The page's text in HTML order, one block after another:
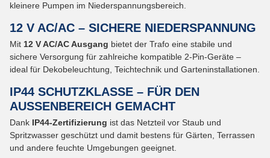
kleinere Pumpen im Niederspannungsbereich.
12 V AC/AC – SICHERE NIEDERSPANNUNG
Mit 12 V AC/AC Ausgang bietet der Trafo eine stabile und
sichere Versorgung für zahlreiche kompatible 2-Pin-Geräte –
ideal für Dekobeleuchtung, Teichtechnik und Garteninstallationen.
IP44 SCHUTZKLASSE – FÜR DEN
AUSSENBEREICH GEMACHT
Dank IP44-Zertifizierung ist das Netzteil vor Staub und
Spritzwasser geschützt und damit bestens für Gärten, Terrassen
und andere feuchte Umgebungen geeignet.